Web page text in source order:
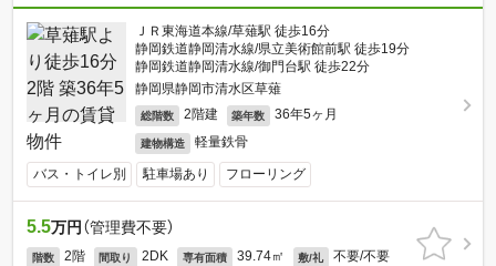
ＪＲ東海道本線/草薙駅 徒歩16分
静岡鉄道静岡清水線/県立美術館前駅 徒歩19分
静岡鉄道静岡清水線/御門台駅 徒歩22分
静岡県静岡市清水区草薙
総階数 2階建 築年数 36年5ヶ月
建物構造 軽量鉄骨
バス・トイレ別 駐車場あり フローリング
5.5万円 （管理費不要）
階数 2階 間取り 2DK 専有面積 39.74㎡ 敷/礼 不要/不要